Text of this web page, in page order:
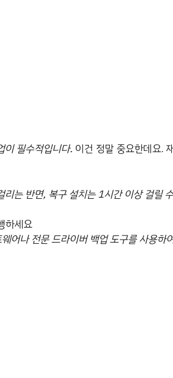
필수적입니다. 이건 정말 중요한데요.
는 반면, 복구 설치는 1시간 이상 걸릴
하세요
어나 전문 드라이버 백업 도구를 사용하